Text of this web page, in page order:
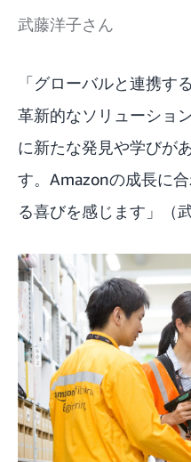
武藤洋子さん
「グローバルと連携す
革新的なソリューショ
に新たな発見や学びが
す。Amazonの成長に
る喜びを感じます」（